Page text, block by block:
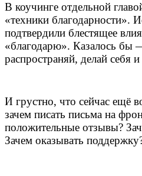
В коучинге отдельной
«техники благодарности».
подтвердили блестящее
«благодарю». Казалось бы
распространяй, делай себя
И грустно, что сейчас ещё
зачем писать письма на
положительные отзывы?
Зачем оказывать